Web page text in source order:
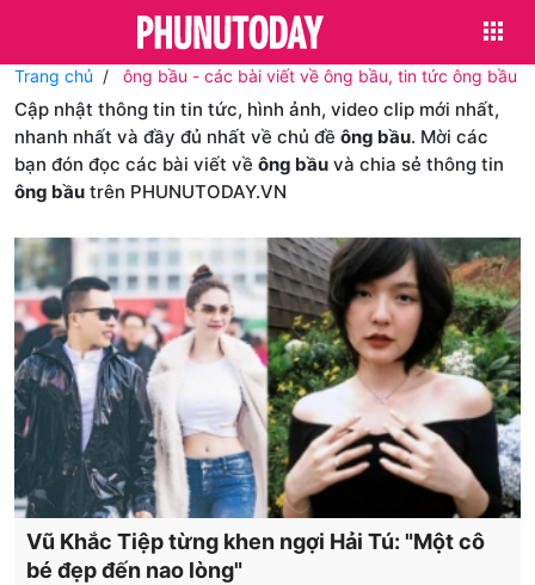
Trang chủ ông bầu - các bài viết về ông bầu, tin tức ông bầu
Cập nhật thông tin tin tức, hình ảnh, video clip mới nhất,
nhanh nhất và đầy đủ nhất về chủ đề ông bầu. Mời các
bạn đón đọc các bài viết về ông bầu và chia sẻ thông tin
ông bầu trên PHUNUTODAY.VN
Vũ Khắc Tiệp từng khen ngợi Hải Tú: "Một cô
bé đẹp đến nao lòng"